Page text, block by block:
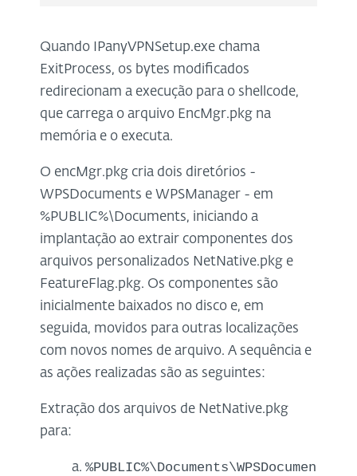
Quando IPanyVPNSetup.exe chama
ExitProcess, os bytes modificados
redirecionam a execução para o shellcode,
que carrega o arquivo EncMgr.pkg na
memória e o executa.
O encMgr.pkg cria dois diretórios -
WPSDocuments e WPSManager - em
%PUBLIC%\Documents, iniciando a
implantação ao extrair componentes dos
arquivos personalizados NetNative.pkg e
FeatureFlag.pkg. Os componentes são
inicialmente baixados no disco e, em
seguida, movidos para outras localizações
com novos nomes de arquivo. A sequência e
as ações realizadas são as seguintes:
Extração dos arquivos de NetNative.pkg
para:
a. %PUBLIC%\Documents\WPSDocumen